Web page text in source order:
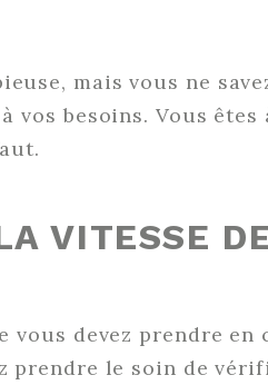
mais vous ne
besoins. Vous êtes
VITESSE
vous devez prendre
prendre le soin de